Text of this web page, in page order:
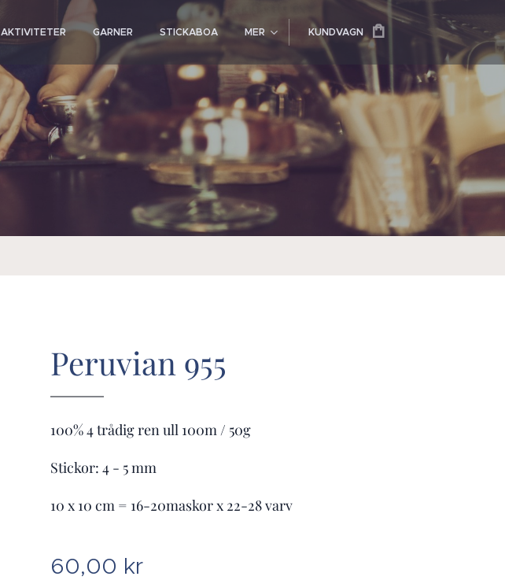
AKTIVITETER GARNER STICKABOA MER KUNDVAGN
Peruvian 955
100% 4 trådig ren ull 100m / 50g
Stickor: 4 - 5 mm
10 x 10 cm = 16-20maskor x 22-28 varv
60,00 kr